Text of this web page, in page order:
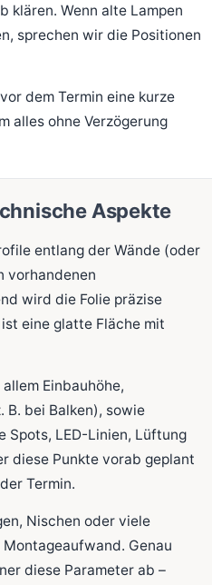
klären. Wenn alte Lampen
sprechen wir die Positionen
dem Termin eine kurze
alles ohne Verzögerung
Aspekte
entlang der Wände (oder
vorhandenen
wird die Folie präzise
eine glatte Fläche mit
Einbauhöhe,
B. bei Balken), sowie
Spots, LED-Linien, Lüftung
diese Punkte vorab geplant
Termin.
Nischen oder viele
Genau
diese Parameter ab –